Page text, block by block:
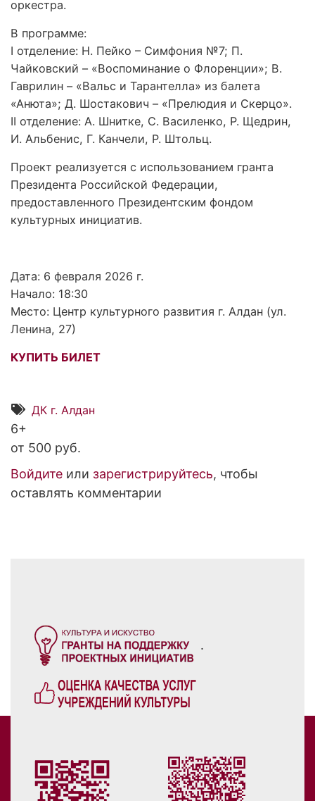
оркестра.
В программе:
I отделение: Н. Пейко – Симфония №7; П.
Чайковский – «Воспоминание о Флоренции»; В.
Гаврилин – «Вальс и Тарантелла» из балета
«Анюта»; Д. Шостакович – «Прелюдия и Скерцо».
II отделение: А. Шнитке, С. Василенко, Р. Щедрин,
И. Альбенис, Г. Канчели, Р. Штольц.
Проект реализуется с использованием гранта
Президента Российской Федерации,
предоставленного Президентским фондом
культурных инициатив.
Дата: 6 февраля 2026 г.
Начало: 18:30
Место: Центр культурного развития г. Алдан (ул.
Ленина, 27)
КУПИТЬ БИЛЕТ
ДК г. Алдан
6+
от 500 руб.
Войдите или зарегистрируйтесь, чтобы
оставлять комментарии
.